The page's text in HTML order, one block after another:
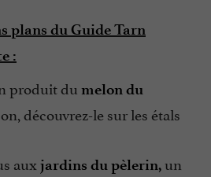
plans du Guide Tarn
:
produit du melon du
découvrez-le sur les étals
aux jardins du pèlerin, un